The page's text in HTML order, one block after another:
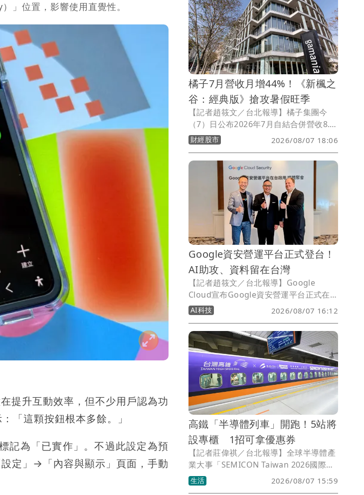
」位置，影響使用直覺性。
提升互動效率，但不少用戶認為功
「這顆按鈕根本多餘。」
記為「已實作」。不過此設定為預
定」→「內容與顯示」頁面，手動
橘子7月營收月增44%！《新楓之
谷：經典版》搶攻暑假旺季
【記者趙筱文／台北報導】橘子集團今
（7）日公布2026年7月自結合併營收8.5
億元，月增44%、年減10%；累計今年前
7月合併營收52.7億元，較去年同期減少
8%。橘子表示，7月受惠暑期遊戲旺季，
多款主力遊戲陸續推出大型改版及周年活
動，帶動單月營收較6月明顯回升；不
過，由於主力端遊《新楓之谷：經典版》
於7月底才正式推出，使今年與去年暑期
改版時程產生基期差異，單月營收仍呈年
財經股市 2026/08/07 18:06
Google資安營運平台正式登台！
AI助攻、資料留在台灣
【記者趙筱文／台北報導】Google
Cloud宣布Google資安營運平台正式在
Google Cloud台灣雲端區域啟用，主打
安全日誌與分析資料可在台灣本地儲存及
處理，協助企業因應資料落地、法規遵循
與數位主權需求，同時導入Gemini與全
球威脅情報，加速資安事件偵測、調查與
回應。
AI科技 2026/08/07 16:12
高鐵「半導體列車」開跑！5站將
設專櫃 1招可拿優惠券
【記者莊偉祺／台北報導】全球半導體產
業大事「SEMICON Taiwan 2026國際半
導體展」將於9月2日在台灣舉辦，預計吸
引來自65國、逾10萬人參與。高鐵即日先
生活 2026/08/07 15:59